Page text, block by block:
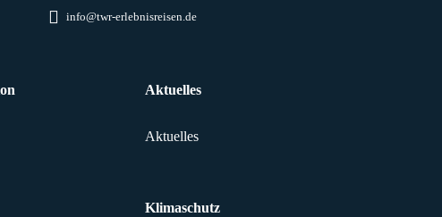
info@twr-erlebnisreisen.de
Aktuelles
Aktuelles
Klimaschutz